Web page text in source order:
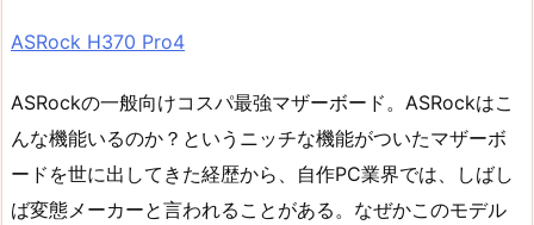
ASRock H370 Pro4
ASRockの一般向けコスパ最強マザーボード。ASRockはこ
んな機能いるのか？というニッチな機能がついたマザーボ
ードを世に出してきた経歴から、自作PC業界では、しばし
ば変態メーカーと言われることがある。なぜかこのモデル